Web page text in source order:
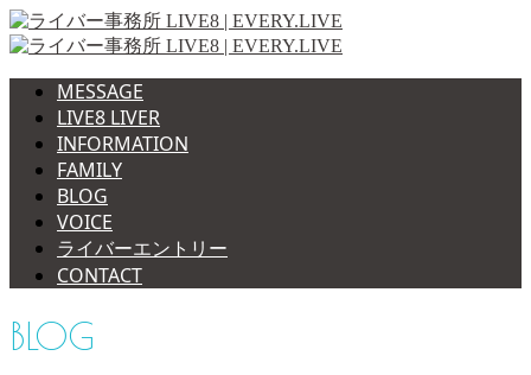
MESSAGE
LIVE8 LIVER
INFORMATION
FAMILY
BLOG
VOICE
ライバーエントリー
CONTACT
BLOG